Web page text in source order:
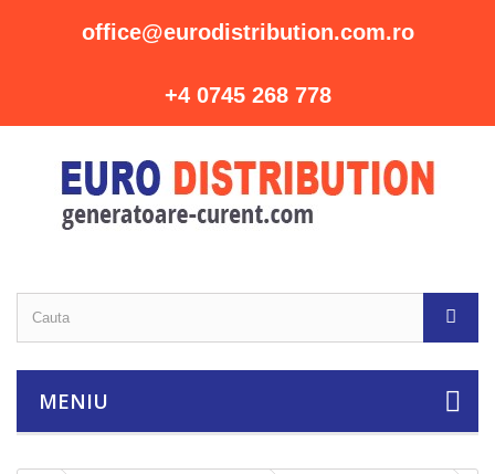
office@eurodistribution.com.ro
+4 0745 268 778
MENIU